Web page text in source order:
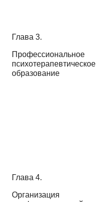
Глава 3.
Профессиональное
психотерапевтическое
образование
Глава 4.
Организация